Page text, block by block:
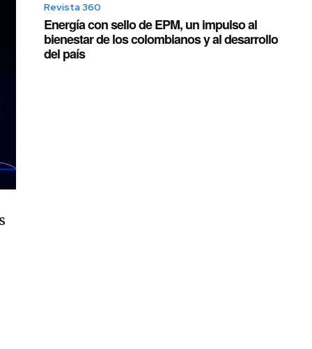
Revista 360
Energía con sello de EPM, un impulso al
bienestar de los colombianos y al desarrollo
del país